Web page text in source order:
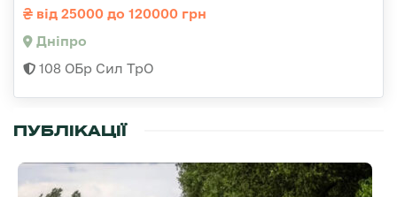
від 25000 до 120000 грн
Дніпро
108 ОБр Сил ТрО
ПУБЛІКАЦІЇ